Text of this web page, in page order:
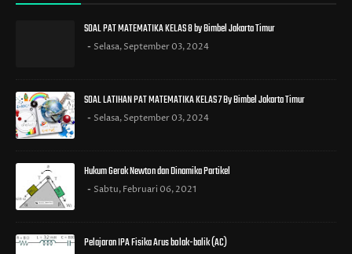
SOAL PAT MATEMATIKA KELAS 8 by Bimbel Jakarta Timur
Selasa, September 03, 2024
SOAL LATIHAN PAT MATEMATIKA KELAS 7 By Bimbel Jakarta Timur
Selasa, September 03, 2024
Hukum Gerak Newton dan Dinamika Partikel
Sabtu, Februari 06, 2021
Pelajaran IPA Fisika Arus bolak-balik (AC)